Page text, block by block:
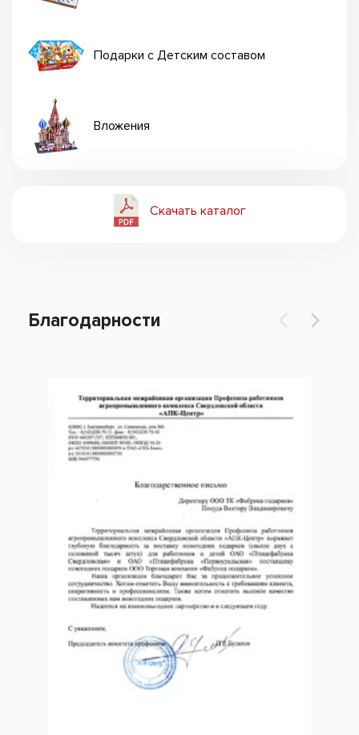
Подарки с Детским составом
Вложения
Скачать каталог
Благодарности